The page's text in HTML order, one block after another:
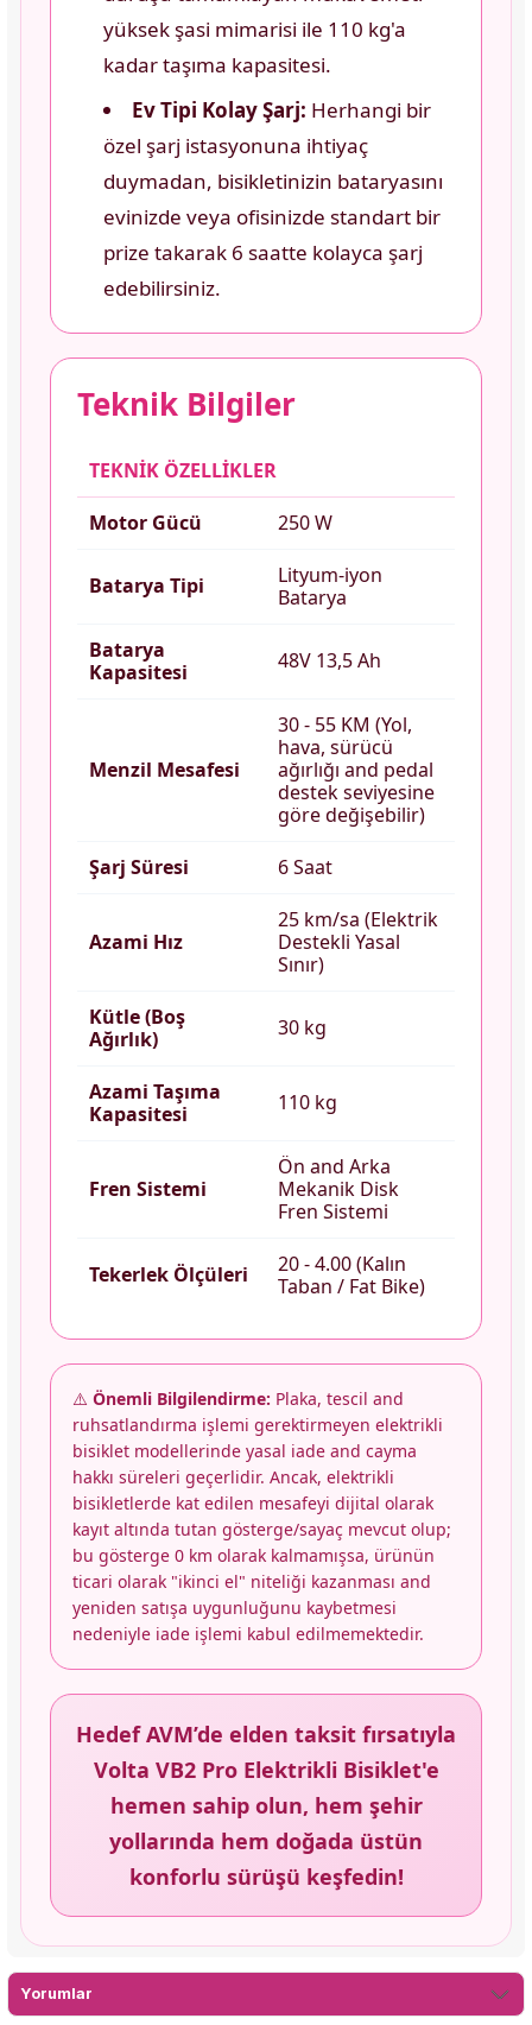
yüksek şasi mimarisi ile 110 kg'a
kadar taşıma kapasitesi.
Ev Tipi Kolay Şarj: Herhangi bir
özel şarj istasyonuna ihtiyaç
duymadan, bisikletinizin bataryasını
evinizde veya ofisinizde standart bir
prize takarak 6 saatte kolayca şarj
edebilirsiniz.
Teknik Bilgiler
TEKNİK ÖZELLİKLER
Motor Gücü
250 W
Batarya Tipi
Lityum-iyon
Batarya
Batarya
Kapasitesi
48V 13,5 Ah
Menzil Mesafesi
30 - 55 KM (Yol,
hava, sürücü
ağırlığı and pedal
destek seviyesine
göre değişebilir)
Şarj Süresi
6 Saat
Azami Hız
25 km/sa (Elektrik
Destekli Yasal
Sınır)
Kütle (Boş
Ağırlık)
30 kg
Azami Taşıma
Kapasitesi
110 kg
Fren Sistemi
Ön and Arka
Mekanik Disk
Fren Sistemi
Tekerlek Ölçüleri
20 - 4.00 (Kalın
Taban / Fat Bike)
⚠️ Önemli Bilgilendirme: Plaka, tescil and
ruhsatlandırma işlemi gerektirmeyen elektrikli
bisiklet modellerinde yasal iade and cayma
hakkı süreleri geçerlidir. Ancak, elektrikli
bisikletlerde kat edilen mesafeyi dijital olarak
kayıt altında tutan gösterge/sayaç mevcut olup;
bu gösterge 0 km olarak kalmamışsa, ürünün
ticari olarak "ikinci el" niteliği kazanması and
yeniden satışa uygunluğunu kaybetmesi
nedeniyle iade işlemi kabul edilmemektedir.
Hedef AVM’de elden taksit fırsatıyla
Volta VB2 Pro Elektrikli Bisiklet'e
hemen sahip olun, hem şehir
yollarında hem doğada üstün
konforlu sürüşü keşfedin!
Yorumlar